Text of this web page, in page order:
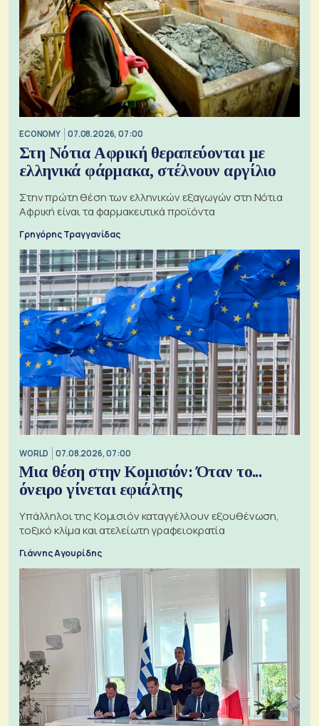
ECONOMY 07.08.2026, 07:00
Στη Νότια Αφρική θεραπεύονται με
ελληνικά φάρμακα, στέλνουν αργίλιο
Στην πρώτη θέση των ελληνικών εξαγωγών στη Νότια
Αφρική είναι τα φαρμακευτικά προϊόντα
Γρηγόρης Τραγγανίδας
WORLD 07.08.2026, 07:00
Μια θέση στην Κομισιόν: Όταν το...
όνειρο γίνεται εφιάλτης
Υπάλληλοι της Κομισιόν καταγγέλλουν εξουθένωση,
τοξικό κλίμα και ατελείωτη γραφειοκρατία
Γιάννης Αγουρίδης